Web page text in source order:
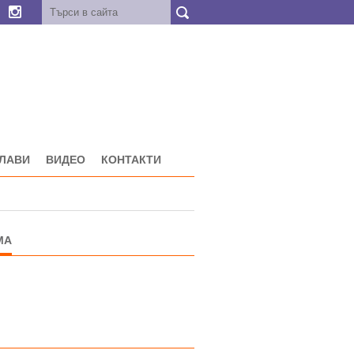
ВИДЕО КОНТАКТИ